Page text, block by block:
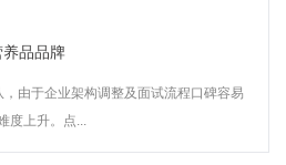
品品牌
由于企业架构调整及面试流程口碑容易
度上升。点...